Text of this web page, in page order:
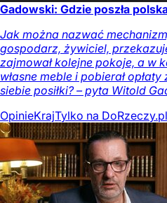
Gadowski: Gdzie poszła
Jak można nazwać
gospodarz, żywiciel,
zajmował kolejne pokoje, a w
własne meble i pobierał
siebie posiłki? – pyta Witold
OpinieKrajTylko na DoRzeczy.pl